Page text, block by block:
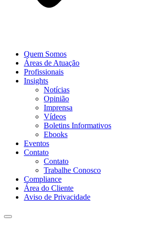
Quem Somos
Áreas de Atuação
Profissionais
Insights
Notícias
Opinião
Imprensa
Vídeos
Boletins Informativos
Ebooks
Eventos
Contato
Contato
Trabalhe Conosco
Compliance
Área do Cliente
Aviso de Privacidade